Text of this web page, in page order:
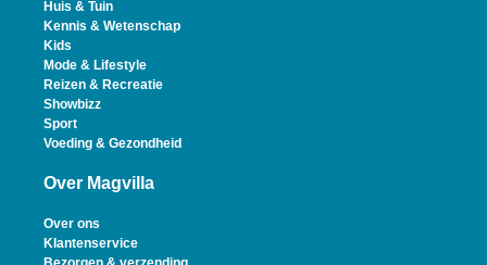
Huis & Tuin
Kennis & Wetenschap
Kids
Mode & Lifestyle
Reizen & Recreatie
Showbizz
Sport
Voeding & Gezondheid
Over Magvilla
Over ons
Klantenservice